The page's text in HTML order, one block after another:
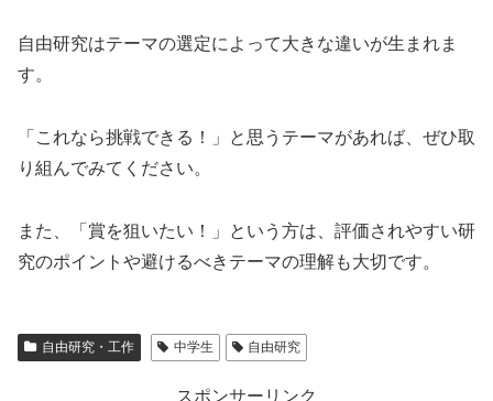
自由研究はテーマの選定によって大きな違いが生まれま
す。
「これなら挑戦できる！」と思うテーマがあれば、ぜひ取
り組んでみてください。
また、「賞を狙いたい！」という方は、評価されやすい研
究のポイントや避けるべきテーマの理解も大切です。
自由研究・工作 中学生 自由研究
スポンサーリンク